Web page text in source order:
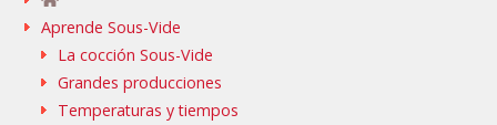
Aprende Sous-Vide
La cocción Sous-Vide
Grandes producciones
Temperaturas y tiempos